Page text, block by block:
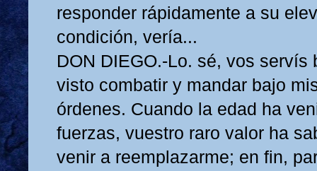
responder rápidamente a su
condición, vería...
DON DIEGO.-Lo. sé, vos servís
visto combatir y mandar bajo
órdenes. Cuando la edad ha
fuerzas, vuestro raro valor ha
venir a reemplazarme; en fin,